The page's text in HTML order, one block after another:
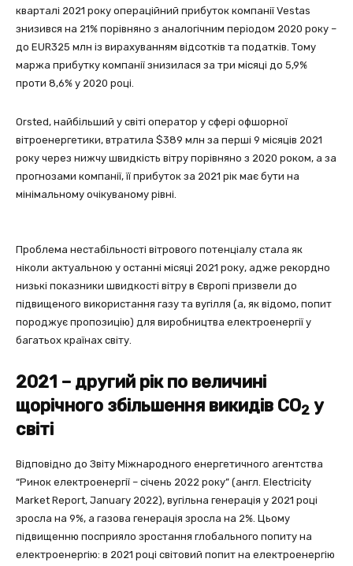
кварталі 2021 року операційний прибуток компанії Vestas
знизився на 21% порівняно з аналогічним періодом 2020 року –
до EUR325 млн із вирахуванням відсотків та податків. Тому
маржа прибутку компанії знизилася за три місяці до 5,9%
проти 8,6% у 2020 році.
Orsted, найбільший у світі оператор у сфері офшорної
вітроенергетики, втратила $389 млн за перші 9 місяців 2021
року через нижчу швидкість вітру порівняно з 2020 роком, а за
прогнозами компанії, її прибуток за 2021 рік має бути на
мінімальному очікуваному рівні.
Проблема нестабільності вітрового потенціалу стала як
ніколи актуальною у останні місяці 2021 року, адже рекордно
низькі показники швидкості вітру в Європі призвели до
підвищеного використання газу та вугілля (а, як відомо, попит
породжує пропозицію) для виробництва електроенергії у
багатьох країнах світу.
2021 – другий рік по величині
щорічного збільшення викидів CO2 у
світі
Відповідно до Звіту Міжнародного енергетичного агентства
“Ринок електроенергії – січень 2022 року” (англ. Electricity
Market Report, January 2022), вугільна генерація у 2021 році
зросла на 9%, а газова генерація зросла на 2%. Цьому
підвищенню посприяло зростання глобального попиту на
електроенергію: в 2021 році світовий попит на електроенергію